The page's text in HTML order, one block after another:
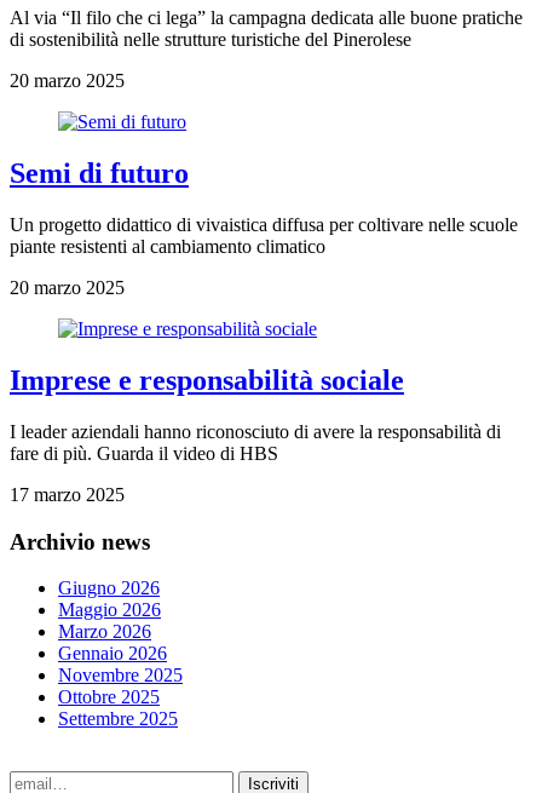
Al via “Il filo che ci lega” la campagna dedicata alle buone pratiche
di sostenibilità nelle strutture turistiche del Pinerolese
20 marzo 2025
Semi di futuro
Un progetto didattico di vivaistica diffusa per coltivare nelle scuole
piante resistenti al cambiamento climatico
20 marzo 2025
Imprese e responsabilità sociale
I leader aziendali hanno riconosciuto di avere la responsabilità di
fare di più. Guarda il video di HBS
17 marzo 2025
Archivio news
Giugno 2026
Maggio 2026
Marzo 2026
Gennaio 2026
Novembre 2025
Ottobre 2025
Settembre 2025